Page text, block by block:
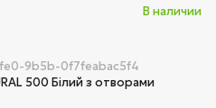
В наличии
9b5b-0f7feabac5f4
500 Білий з отворами